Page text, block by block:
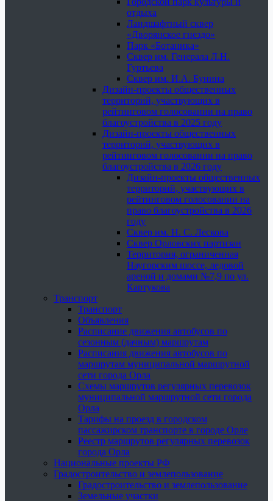
отдыха
Ландшафтный сквер
«Дворянское гнездо»
Парк «Ботаника»
Сквер им. Генерала Л.Н.
Гуртьева
Сквер им. И.А. Бунина
Дизайн-проекты общественных
территорий, участвующих в
рейтинговом голосовании на право
благоустройства в 2025 году
Дизайн-проекты общественных
территорий, участвующих в
рейтинговом голосовании на право
благоустройства в 2026 году
Дизайн-проекты общественных
территорий, участвующих в
рейтинговом голосовании на
право благоустройства в 2026
году
Сквер им. Н. С. Лескова
Сквер Орловских партизан
Территория, ограниченная
Наугорским шоссе, ледовой
ареной и домами №7,9 по ул.
Картукова
Транспорт
Транспорт
Объявления
Расписание движения автобусов по
сезонным (дачным) маршрутам
Расписания движения автобусов по
маршрутам муниципальной маршрутной
сети города Орла
Схемы маршрутов регулярных перевозок
муниципальной маршрутной сети города
Орла
Тарифы на проезд в городском
пассажирском транспорте в городе Орле
Реестр маршрутов регулярных перевозок
города Орла
Национальные проекты РФ
Градостроительство и землепользование
Градостроительство и землепользование
Земельные участки